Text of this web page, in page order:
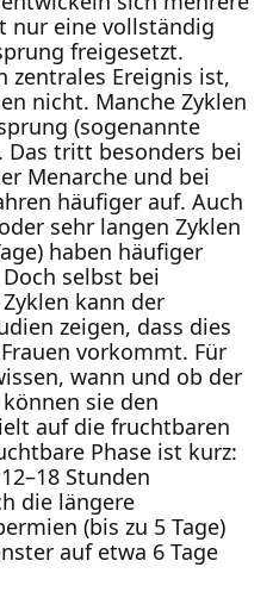
nur eine vollständig
freigesetzt.
zentrales Ereignis ist,
nicht. Manche Zyklen
(sogenannte
Das tritt besonders bei
Menarche und bei
häufiger auf. Auch
sehr langen Zyklen
haben häufiger
selbst bei
kann der
zeigen, dass dies
vorkommt. Für
wann und ob der
sie den
auf die fruchtbaren
Phase ist kurz:
Stunden
die längere
(bis zu 5 Tage)
auf etwa 6 Tage